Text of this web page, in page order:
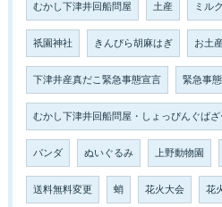
むかし下津井回船問屋 土産 ミル
祇園神社 きんぴら胡麻はぎ お土
下津井産真だこ緊急事態宣言 緊急事
むかし下津井回船問屋・しょっぴんぐば
パンダ ぬいぐるみ 上野動物園
送料無料変更 蛸 花火大会 花